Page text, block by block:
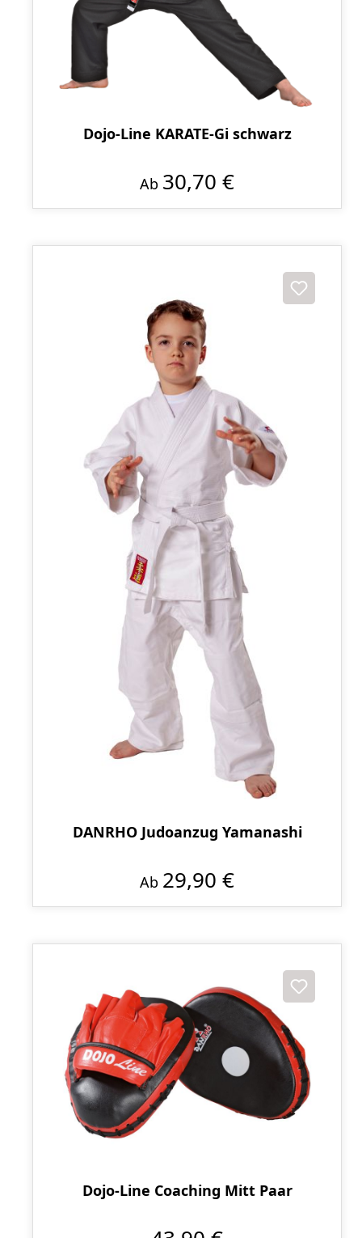
Dojo-Line KARATE-Gi schwarz
Ab 30,70 €
DANRHO Judoanzug Yamanashi
Ab 29,90 €
Dojo-Line Coaching Mitt Paar